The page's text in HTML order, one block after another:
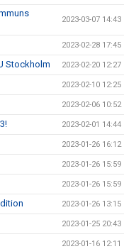
2023-03-07 14:43
2023-02-28 17:45
Stockholm 2023-02-20 12:27
2023-02-10 12:25
2023-02-06 10:52
2023-02-01 14:44
2023-01-26 16:12
2023-01-26 15:59
2023-01-26 15:59
2023-01-26 13:15
2023-01-25 20:43
2023-01-16 12:11